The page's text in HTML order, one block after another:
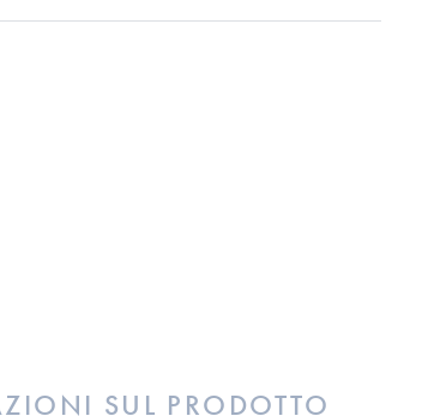
SUL PRODOTTO